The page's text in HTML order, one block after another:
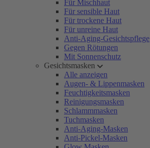
Für Mischhaut
Für sensible Haut
Für trockene Haut
Für unreine Haut
Anti-Aging-Gesichtspflege
Gegen Rötungen
Mit Sonnenschutz
Gesichtsmasken
Alle anzeigen
Augen- & Lippenmasken
Feuchtigkeitsmasken
Reinigungsmasken
Schlammmasken
Tuchmasken
Anti-Aging-Masken
Anti-Pickel-Masken